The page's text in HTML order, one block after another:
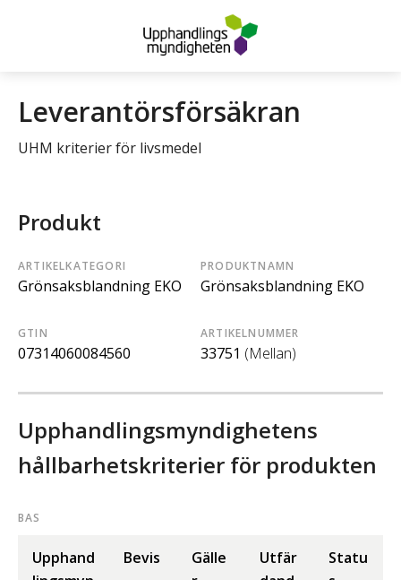
Leverantörsförsäkran
UHM kriterier för livsmedel
Produkt
ARTIKELKATEGORI
Grönsaksblandning EKO
PRODUKTNAMN
Grönsaksblandning EKO
GTIN
07314060084560
ARTIKELNUMMER
33751 (Mellan)
Upphandlingsmyndighetens
hållbarhetskriterier för produkten
BAS
Upphand
Bevis
Gälle
Utfär
Statu